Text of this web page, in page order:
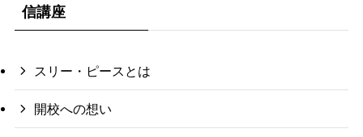
信講座
スリー・ピースとは
開校への想い